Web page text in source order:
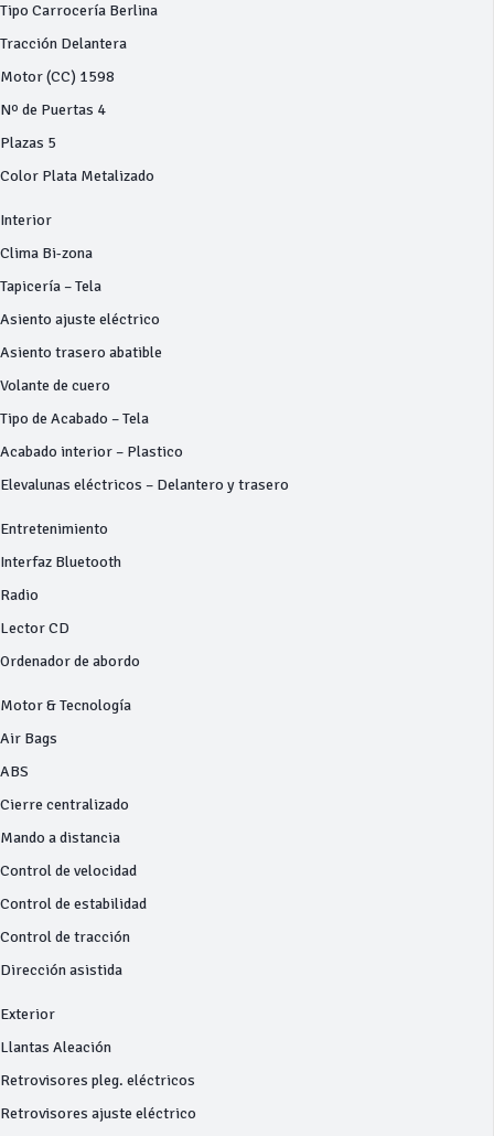
Tipo Carrocería Berlina
Tracción Delantera
Motor (CC) 1598
Nº de Puertas 4
Plazas 5
Color Plata Metalizado
Interior
Clima Bi-zona
Tapicería – Tela
Asiento ajuste eléctrico
Asiento trasero abatible
Volante de cuero
Tipo de Acabado – Tela
Acabado interior – Plastico
Elevalunas eléctricos – Delantero y trasero
Entretenimiento
Interfaz Bluetooth
Radio
Lector CD
Ordenador de abordo
Motor & Tecnología
Air Bags
ABS
Cierre centralizado
Mando a distancia
Control de velocidad
Control de estabilidad
Control de tracción
Dirección asistida
Exterior
Llantas Aleación
Retrovisores pleg. eléctricos
Retrovisores ajuste eléctrico